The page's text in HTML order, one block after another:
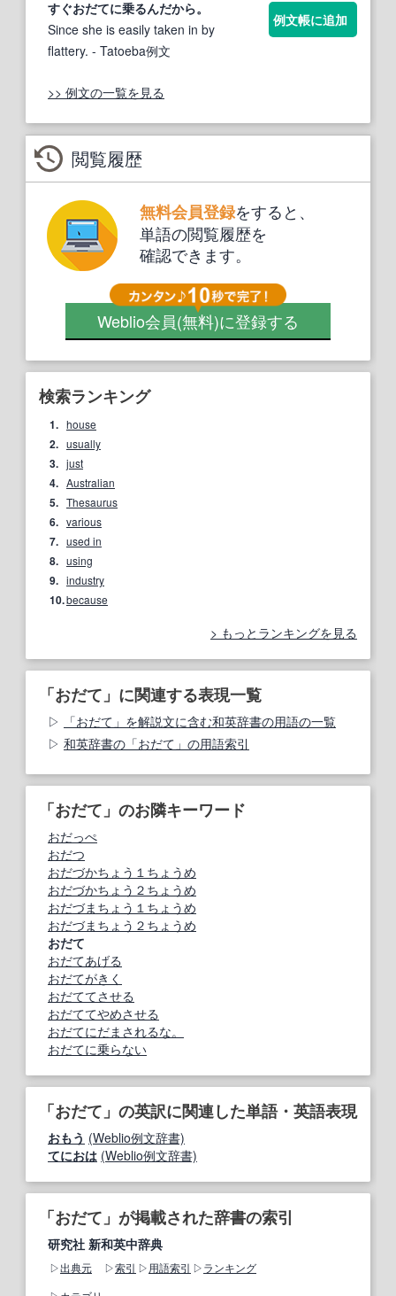
すぐおだてに乗るんだから。
Since she is easily taken in by
flattery. - Tatoeba例文
例文帳に追加
>> 例文の一覧を見る
閲覧履歴
無料会員登録をすると、
単語の閲覧履歴を
確認できます。
Weblio会員(無料)に登録する
検索ランキング
1. house
2. usually
3. just
4. Australian
5. Thesaurus
6. various
7. used in
8. using
9. industry
10.because
もっとランキングを見る
「おだて」に関連する表現一覧
「おだて」を解説文に含む和英辞書の用語の一覧
和英辞書の「おだて」の用語索引
「おだて」のお隣キーワード
おだっぺ
おだつ
おだづかちょう１ちょうめ
おだづかちょう２ちょうめ
おだづまちょう１ちょうめ
おだづまちょう２ちょうめ
おだて
おだてあげる
おだてがきく
おだててさせる
おだててやめさせる
おだてにだまされるな。
おだてに乗らない
「おだて」の英訳に関連した単語・英語表現
おもう (Weblio例文辞書)
てにおは (Weblio例文辞書)
「おだて」が掲載された辞書の索引
研究社 新和英中辞典
出典元 索引 用語索引
ランキング